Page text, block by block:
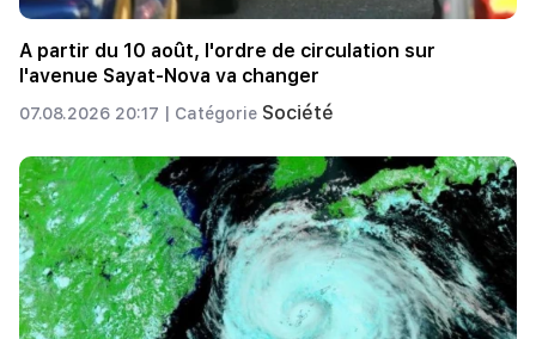
A partir du 10 août, l'ordre de circulation sur
l'avenue Sayat-Nova va changer
07.08.2026 20:17 | Catégorie Société